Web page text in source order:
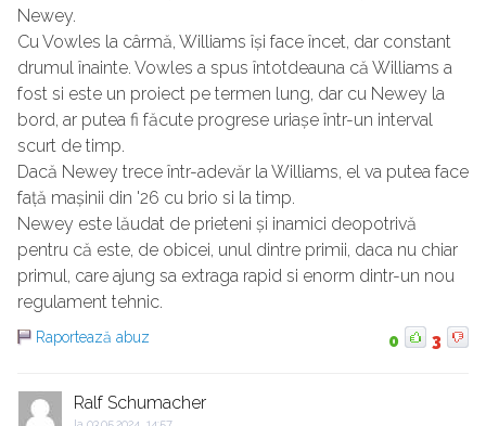
Newey.
Cu Vowles la cârmă, Williams își face încet, dar constant
drumul înainte. Vowles a spus întotdeauna că Williams a
fost si este un proiect pe termen lung, dar cu Newey la
bord, ar putea fi făcute progrese uriașe într-un interval
scurt de timp.
Dacă Newey trece într-adevăr la Williams, el va putea face
față mașinii din '26 cu brio si la timp.
Newey este lăudat de prieteni și inamici deopotrivă
pentru că este, de obicei, unul dintre primii, daca nu chiar
primul, care ajung sa extraga rapid si enorm dintr-un nou
regulament tehnic.
Raportează abuz 0 3
Ralf Schumacher